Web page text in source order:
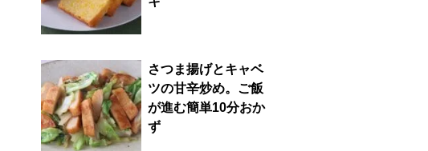
さつま揚げとキャベ
ツの甘辛炒め。ご飯
が進む簡単10分おか
ず